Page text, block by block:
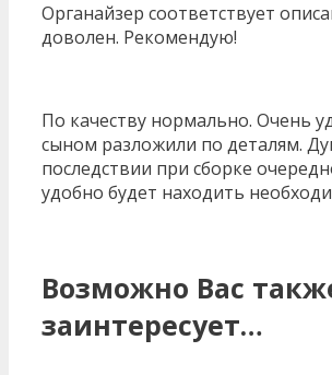
Органайзер соответствует
доволен. Рекомендую!
По качеству нормально. Очень
сыном разложили по деталям.
последствии при сборке
удобно будет находить
Возможно Вас
заинтересует…